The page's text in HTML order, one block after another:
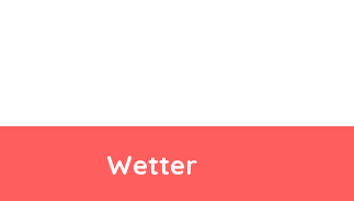
Wetter